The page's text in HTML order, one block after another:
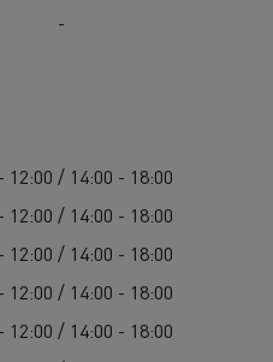
-
12:00 / 14:00 - 18:00
12:00 / 14:00 - 18:00
12:00 / 14:00 - 18:00
12:00 / 14:00 - 18:00
12:00 / 14:00 - 18:00